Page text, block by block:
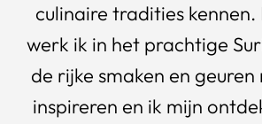
culinaire tradities kennen.
werk ik in het prachtige
de rijke smaken en
inspireren en ik mijn